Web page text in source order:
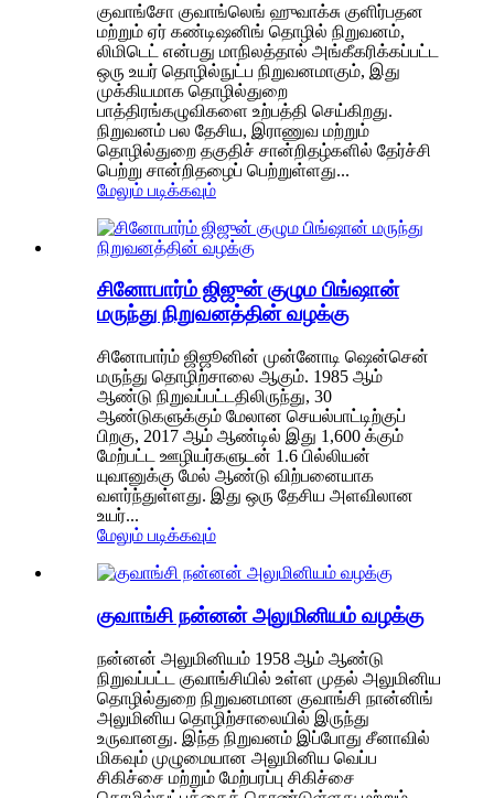
குவாங்சோ குவாங்லெங் ஹுவாக்சு குளிர்பதன
மற்றும் ஏர் கண்டிஷனிங் தொழில் நிறுவனம்,
லிமிடெட் என்பது மாநிலத்தால் அங்கீகரிக்கப்பட்ட
ஒரு உயர் தொழில்நுட்ப நிறுவனமாகும், இது
முக்கியமாக தொழில்துறை
பாத்திரங்கழுவிகளை உற்பத்தி செய்கிறது.
நிறுவனம் பல தேசிய, இராணுவ மற்றும்
தொழில்துறை தகுதிச் சான்றிதழ்களில் தேர்ச்சி
பெற்று சான்றிதழைப் பெற்றுள்ளது...
மேலும் படிக்கவும்
சினோபார்ம் ஜிஜுன் குழும பிங்ஷான்
மருந்து நிறுவனத்தின் வழக்கு
சினோபார்ம் ஜிஜூனின் முன்னோடி ஷென்சென்
மருந்து தொழிற்சாலை ஆகும். 1985 ஆம்
ஆண்டு நிறுவப்பட்டதிலிருந்து, 30
ஆண்டுகளுக்கும் மேலான செயல்பாட்டிற்குப்
பிறகு, 2017 ஆம் ஆண்டில் இது 1,600 க்கும்
மேற்பட்ட ஊழியர்களுடன் 1.6 பில்லியன்
யுவானுக்கு மேல் ஆண்டு விற்பனையாக
வளர்ந்துள்ளது. இது ஒரு தேசிய அளவிலான
உயர்...
மேலும் படிக்கவும்
குவாங்சி நன்னன் அலுமினியம் வழக்கு
நன்னன் அலுமினியம் 1958 ஆம் ஆண்டு
நிறுவப்பட்ட குவாங்சியில் உள்ள முதல் அலுமினிய
தொழில்துறை நிறுவனமான குவாங்சி நான்னிங்
அலுமினிய தொழிற்சாலையில் இருந்து
உருவானது. இந்த நிறுவனம் இப்போது சீனாவில்
மிகவும் முழுமையான அலுமினிய வெப்ப
சிகிச்சை மற்றும் மேற்பரப்பு சிகிச்சை